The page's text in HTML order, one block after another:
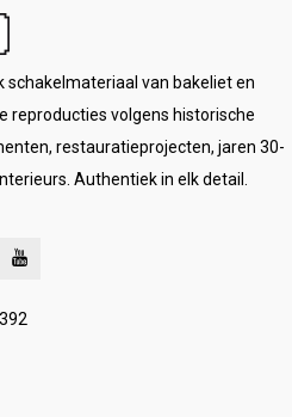
schakelmateriaal van bakeliet en
reproducties volgens historische
restauratieprojecten, jaren 30-
Authentiek in elk detail.